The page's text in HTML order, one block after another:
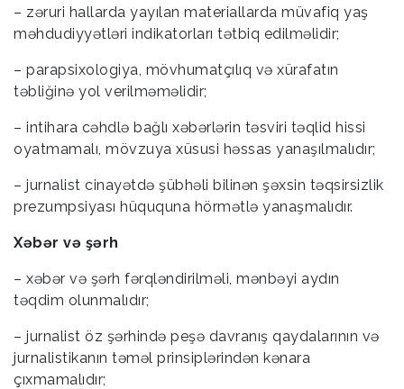
– zəruri hallarda yayılan materiallarda müvafiq yaş
məhdudiyyətləri indikatorları tətbiq edilməlidir;
– parapsixologiya, mövhumatçılıq və xürafatın
təbliğinə yol verilməməlidir;
– intihara cəhdlə bağlı xəbərlərin təsviri təqlid hissi
oyatmamalı, mövzuya xüsusi həssas yanaşılmalıdır;
– jurnalist cinayətdə şübhəli bilinən şəxsin təqsirsizlik
prezumpsiyası hüququna hörmətlə yanaşmalıdır.
Xəbər və şərh
– xəbər və şərh fərqləndirilməli, mənbəyi aydın
təqdim olunmalıdır;
– jurnalist öz şərhində peşə davranış qaydalarının və
jurnalistikanın təməl prinsiplərindən kənara
çıxmamalıdır;